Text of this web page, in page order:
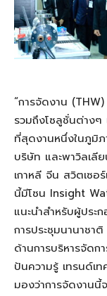
“การจัดงาน
รวมถึงโซลูชั่นต่างๆ
ที่สุดงานหนึ่งในภูมิ
บริษัท และพาวิลเลี
เกาหลี จีน สวิตเซ
นี้มีโซน Insight
แนะนำสำหรับผู้ประ
การประชุมนานาชา
ด้านการบริหารจัดก
ปันความรู้ เทรนด์เ
มองว่าการจัดงานนี้